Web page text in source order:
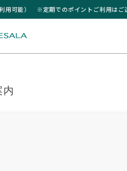
可能） ※定期でのポイントご利用はご